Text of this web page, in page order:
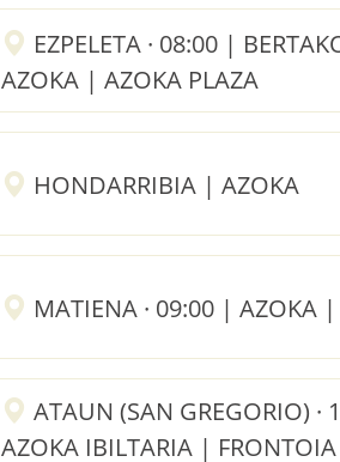
EZPELETA · 08:00 |
AZOKA | AZOKA PLAZA
HONDARRIBIA | AZOKA
MATIENA · 09:00 | AZOKA
ATAUN (SAN GREGORIO)
AZOKA IBILTARIA | FRONTOIA